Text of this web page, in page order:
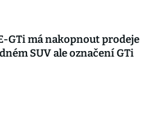
GTi má nakopnout prodeje
SUV ale označení GTi